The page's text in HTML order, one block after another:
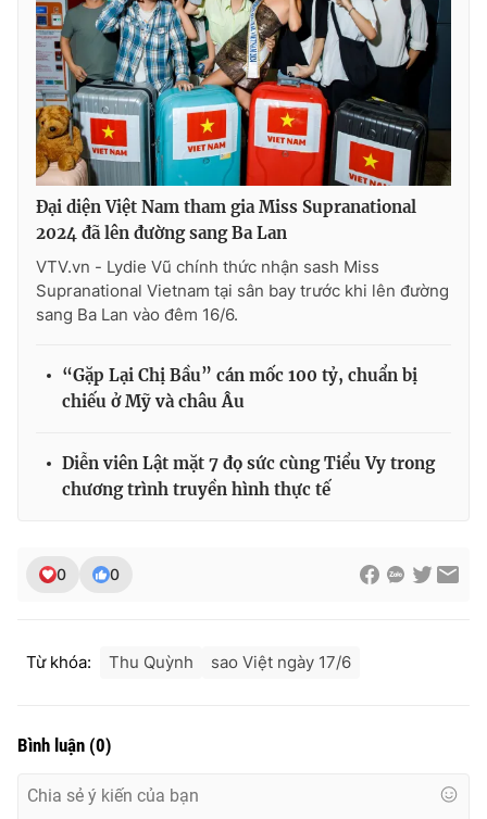
Đại diện Việt Nam tham gia Miss Supranational
2024 đã lên đường sang Ba Lan
VTV.vn - Lydie Vũ chính thức nhận sash Miss
Supranational Vietnam tại sân bay trước khi lên đường
sang Ba Lan vào đêm 16/6.
“Gặp Lại Chị Bầu” cán mốc 100 tỷ, chuẩn bị
chiếu ở Mỹ và châu Âu
Diễn viên Lật mặt 7 đọ sức cùng Tiểu Vy trong
chương trình truyền hình thực tế
0 0
Từ khóa: Thu Quỳnh sao Việt ngày 17/6
Bình luận (0)